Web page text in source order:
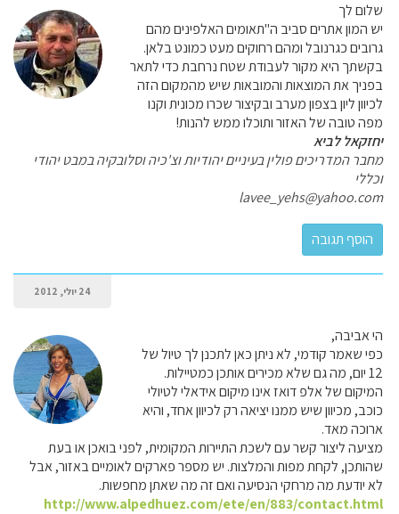
שלום לך
יש המון אתרים סביב ה"תאומים האלפינים מהם
גרובים כגרנובל ומהם רחוקים מעט כמונט בלאן.
בקשתך היא מקור לעבודת שטח נרחבת כדי לתאר
בפניך את המוצאות והמובאות שיש מהמקום הזה
לכיוון ליון בצפון מערב ובקיצור שכרו מכונית וקנו
מפה טובה של האזור ותוכלו ממש להנות!
יחזקאל לביא
מחבר המדריכים פולין בעיניים יהודיות וצ'כיה וסלובקיה במבט יהודי
וכללי
lavee_yehs@yahoo.com
24 יולי, 2012
הי אביבה,
כפי שאמר קודמי, לא ניתן כאן לתכנן לך טיול של
12 יום, מה גם שלא מכירים אותכן כמטיילות.
המיקום של אלפ דואז אינו מיקום אידאלי לטיולי
כוכב, מכיוון שיש ממנו יציאה רק לכיוון אחד, והיא
ארוכה מאד.
מציעה ליצור קשר עם לשכת התיירות המקומית, לפני בואכן או בעת
שהותכן, לקחת מפות והמלצות. יש מספר פארקים לאומיים באזור, אבל
לא יודעת מה מרחקי הנסיעה ואם זה מה שאתן מחפשות.
http://www.alpedhuez.com/ete/en/883/contact.html